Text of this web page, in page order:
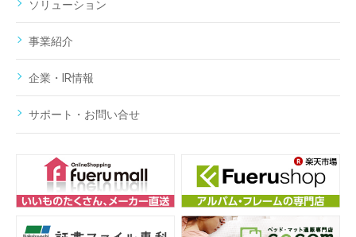
ソリューション
事業紹介
企業・IR情報
サポート・お問い合せ